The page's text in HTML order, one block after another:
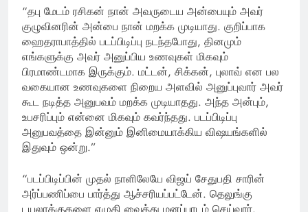
“தபு மேடம் ரசிகன் நான் அவருடைய அன்பையும் அவர்
குழுவினரின் அன்பை நான் மறக்க முடியாது. குறிப்பாக
ஹைதராபாத்தில் படப்பிடிப்பு நடந்தபோது, தினமும்
எங்களுக்கு அவர் அனுப்பிய உணவுகள் மிகவும்
பிரமாண்டமாக இருக்கும். மட்டன், சிக்கன், புலாவ் என பல
வகையான உணவுகளை நிறைய அளவில் அனுப்புவார் அவர்
கூட நடித்த அனுபவம் மறக்க முடியாதது. அந்த அன்பும்,
உபசரிப்பும் என்னை மிகவும் கவர்ந்தது. படப்பிடிப்பு
அனுபவத்தை இன்னும் இனிமையாக்கிய விஷயங்களில்
இதுவும் ஒன்று.”
“படப்பிடிப்பின் முதல் நாளிலேயே விஜய் சேதுபதி சாரின்
அர்ப்பணிப்பை பார்த்து ஆச்சரியப்பட்டேன். தெலுங்கு